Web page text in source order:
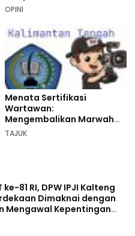
OPINI
Menata Sertifikasi
Wartawan:
Mengembalikan Marwah
Pers dan Keadilan
TAJUK
ke-81 RI, DPW IPJI Kalteng
Dimaknai dengan
Mengawal Kepentingan